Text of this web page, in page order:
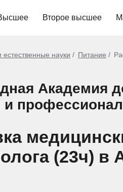
Второе высшее
науки Питание
Академия
и
(23ч) в